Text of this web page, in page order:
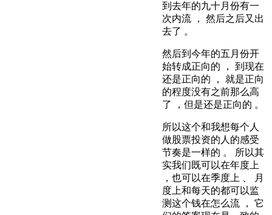
到去年的九十月份有一
次内流 ， 然后之后又出
去了 。
然后到今年的五月份开
始转成正向的 ， 到现在
还是正向的 ， 就是正向
的程度没有之前那么高
了 ，但是还是正向的 。
所以这个和我想每个人
做股票投资的人的感受
节奏是一样的 。 所以其
实我们既可以在年度上
，也可以在季度上 、 月
度上和每天的都可以监
测这个钱在怎么流 ， 它